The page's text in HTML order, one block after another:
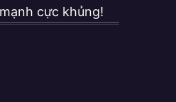
cực khủng!